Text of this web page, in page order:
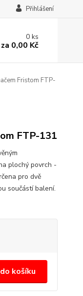
Přihlášení
0ks
za 0,00 Kč
Fristom FTP-
FTP-131
plochý povrch -
pro dvě
součástí balení.
košíku